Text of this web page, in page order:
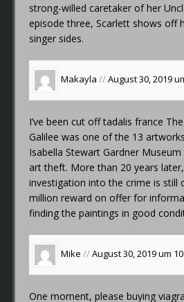
strong-willed caretaker of her
episode three, Scarlett shows off
singer sides.
Makayla //August 30, 2019
I’ve been cut offtadalis france
Galilee was one of the 13
Isabella Stewart Gardner Museum
art theft. More than 20 years later,
investigation into the crime is still
million reward on offer for
finding the paintings in good
Mike //August 30, 2019 um
One moment, pleasebuying